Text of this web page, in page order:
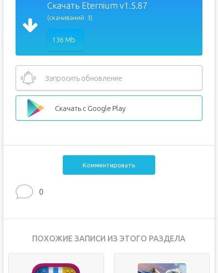
Скачать Eternium v1.5.87
(скачиваний: 3)
136 Mb
Запросить обновление
Скачать с Google Play
Комментировать
0
ПОХОЖИЕ ЗАПИСИ ИЗ ЭТОГО РАЗДЕЛА